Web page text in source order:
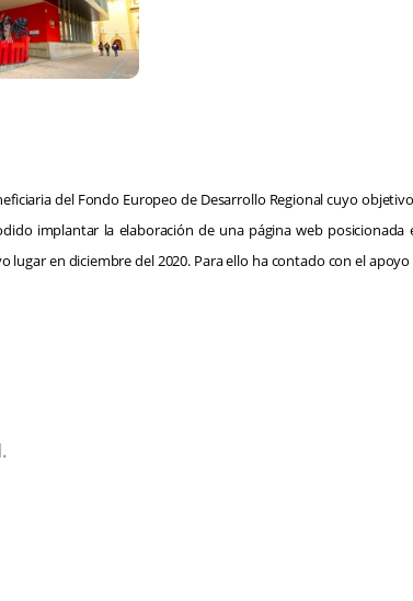
del Fondo Europeo de Desarrollo Regional cuyo
implantar la elaboración de una página web
lugar en diciembre del 2020. Para ello ha contado con el